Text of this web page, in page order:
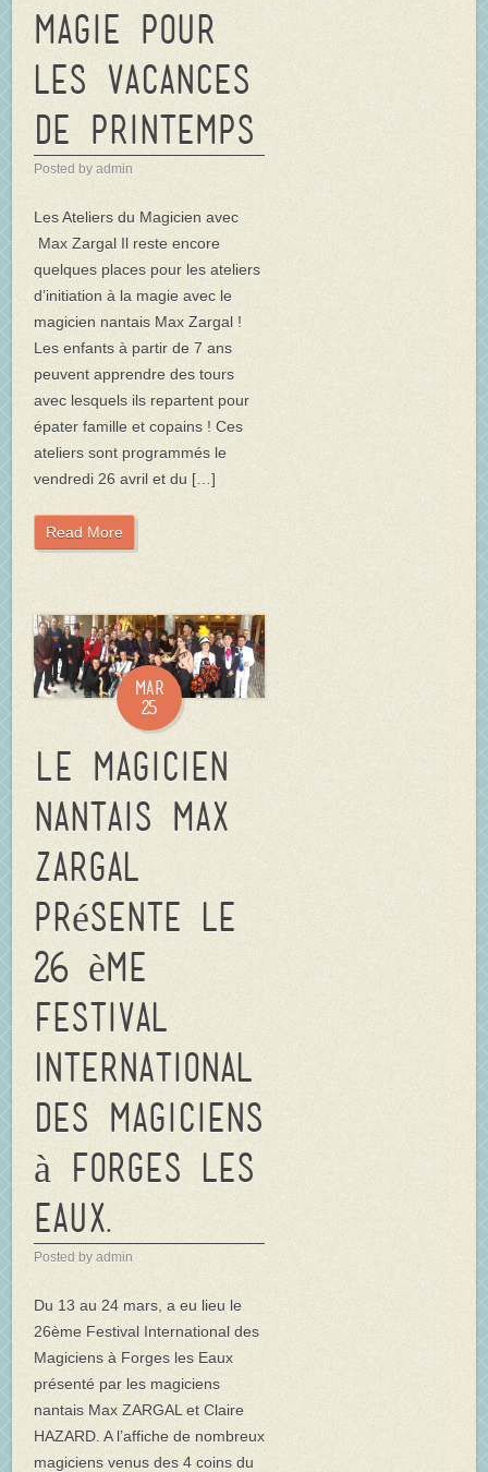
magie pour
les vacances
de printemps
Posted by admin
Les Ateliers du Magicien avec
Max Zargal Il reste encore
quelques places pour les ateliers
d’initiation à la magie avec le
magicien nantais Max Zargal !
Les enfants à partir de 7 ans
peuvent apprendre des tours
avec lesquels ils repartent pour
épater famille et copains ! Ces
ateliers sont programmés le
vendredi 26 avril et du […]
Read More
Mar
25
Le magicien
nantais Max
Zargal
présente le
26 ème
Festival
International
des Magiciens
à Forges les
Eaux.
Posted by admin
Du 13 au 24 mars, a eu lieu le
26ème Festival International des
Magiciens à Forges les Eaux
présenté par les magiciens
nantais Max ZARGAL et Claire
HAZARD. A l’affiche de nombreux
magiciens venus des 4 coins du